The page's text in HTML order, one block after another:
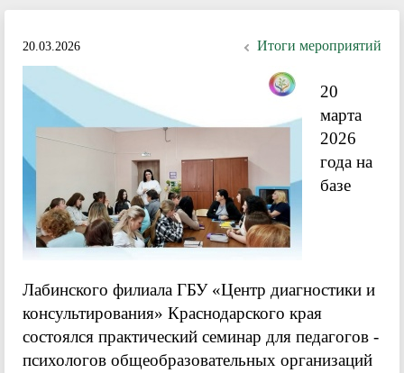
20.03.2026 Итоги мероприятий
20
марта
2026
года на
базе
Лабинского филиала ГБУ «Центр диагностики и
консультирования» Краснодарского края
состоялся практический семинар для педагогов -
психологов общеобразовательных организаций